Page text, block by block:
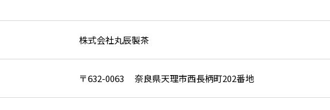
株式会社丸辰製茶
〒632-0063 奈良県天理市西長柄町202番地